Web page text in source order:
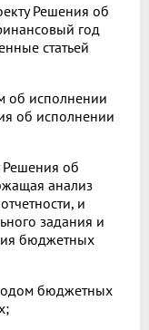
Решения об
год
статьей
об исполнении
об исполнении
Решения об
анализ
и
задания и
бюджетных
бюджетных